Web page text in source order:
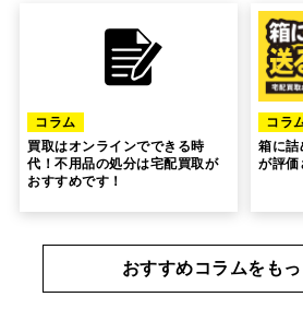
コラム
買取はオンラインでできる時
代！不用品の処分は宅配買取が
おすすめです！
コラ
箱に詰
が評価
おすすめコラムをも